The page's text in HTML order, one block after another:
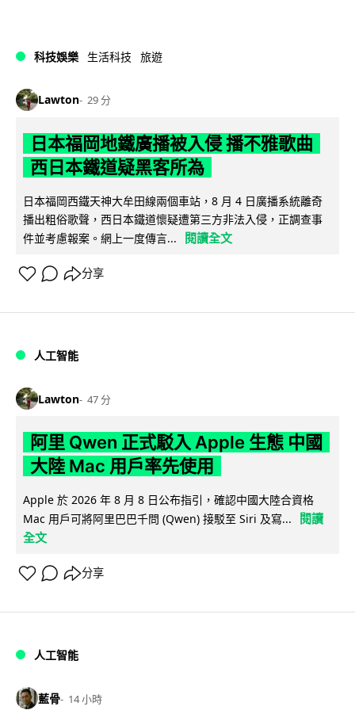
科技娛樂 生活科技 旅遊
Lawton 29 分
日本福岡地鐵廣播被入侵 播不雅歌曲
西日本鐵道疑黑客所為
日本福岡西鐵天神大牟田線兩個車站，8 月 4 日廣播系統離奇
播出粗俗歌聲，西日本鐵道懷疑遭第三方非法入侵，正調查事
件並考慮報案。網上一度傳言...
閱讀全文
分享
人工智能
Lawton 47 分
阿里 Qwen 正式駁入 Apple 生態 中國
大陸 Mac 用戶率先使用
Apple 於 2026 年 8 月 8 日公布指引，確認中國大陸合資格
Mac 用戶可將阿里巴巴千問 (Qwen) 接駁至 Siri 及寫...
閱讀
全文
分享
人工智能
藍骨 14 小時